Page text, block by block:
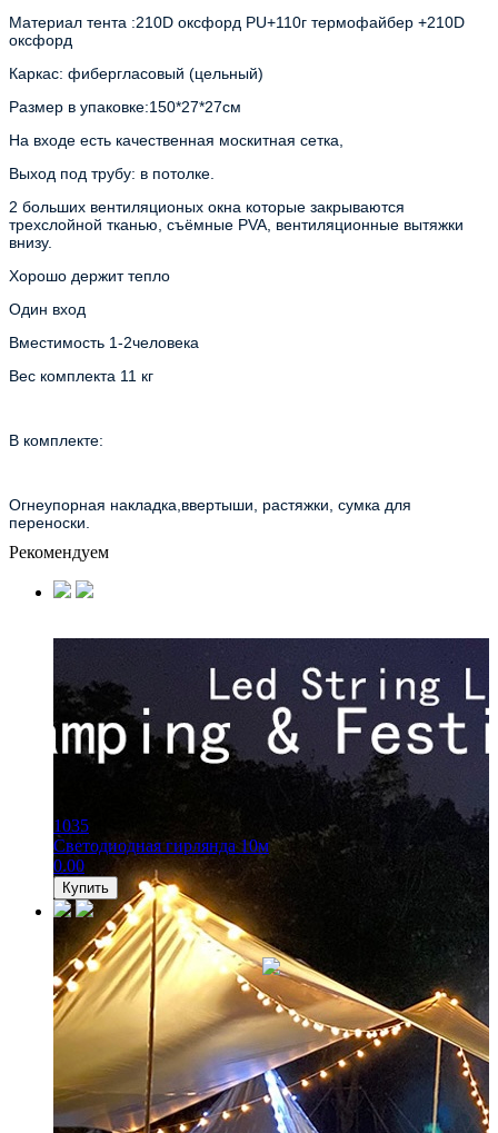
Материал тента :210D оксфорд PU+110г термофайбер +210D
оксфорд
Каркас: фибергласовый (цельный)
Размер в упаковке:150*27*27см
На входе есть качественная москитная сетка,
Выход под трубу: в потолке.
2 больших вентиляционых окна которые закрываются
трехслойной тканью, съёмные PVA, вентиляционные вытяжки
внизу.
Хорошо держит тепло
Один вход
Вместимость 1-2человека
Вес комплекта 11 кг
В комплекте:
Огнеупорная накладка,ввертыши, растяжки, сумка для
переноски.
Рекомендуем
1035
Светодиодная гирлянда 10м
0.00
Купить